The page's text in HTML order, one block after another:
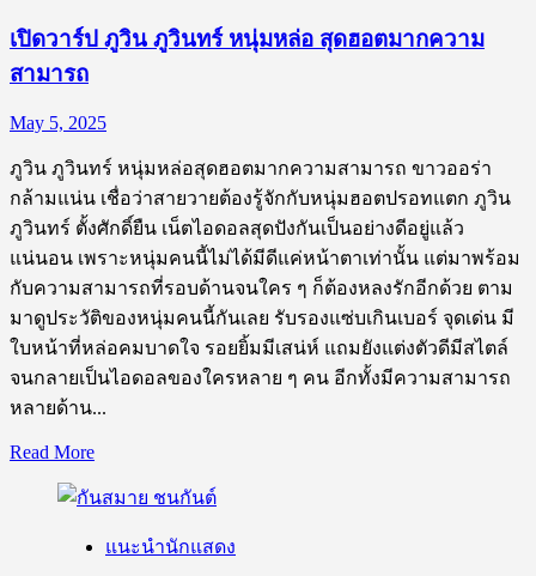
เปิดวาร์ป ภูวิน ภูวินทร์ หนุ่มหล่อ สุดฮอตมากความ
สามารถ
May 5, 2025
ภูวิน ภูวินทร์ หนุ่มหล่อสุดฮอตมากความสามารถ ขาวออร่า
กล้ามแน่น เชื่อว่าสายวายต้องรู้จักกับหนุ่มฮอตปรอทแตก ภูวิน
ภูวินทร์ ตั้งศักดิ์ยืน เน็ตไอดอลสุดปังกันเป็นอย่างดีอยู่แล้ว
แน่นอน เพราะหนุ่มคนนี้ไม่ได้มีดีแค่หน้าตาเท่านั้น แต่มาพร้อม
กับความสามารถที่รอบด้านจนใคร ๆ ก็ต้องหลงรักอีกด้วย ตาม
มาดูประวัติของหนุ่มคนนี้กันเลย รับรองแซ่บเกินเบอร์ จุดเด่น มี
ใบหน้าที่หล่อคมบาดใจ รอยยิ้มมีเสน่ห์ แถมยังแต่งตัวดีมีสไตล์
จนกลายเป็นไอดอลของใครหลาย ๆ คน อีกทั้งมีความสามารถ
หลายด้าน...
Read MoreRead
about
วาร์
แนะนำนักแสดง